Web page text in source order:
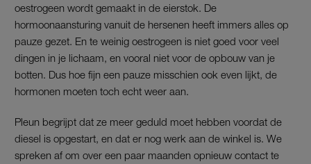
oestrogeen wordt gemaakt in de eierstok. De
hormoonaansturing vanuit de hersenen heeft immers alles op
pauze gezet. En te weinig oestrogeen is niet goed voor veel
dingen in je lichaam, en vooral niet voor de opbouw van je
botten. Dus hoe fijn een pauze misschien ook even lijkt, de
hormonen moeten toch echt weer aan.
Pleun begrijpt dat ze meer geduld moet hebben voordat de
diesel is opgestart, en dat er nog werk aan de winkel is. We
spreken af om over een paar maanden opnieuw contact te